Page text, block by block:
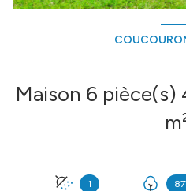
Maison 6 pièce(s) 4 chambre(s) 110
1